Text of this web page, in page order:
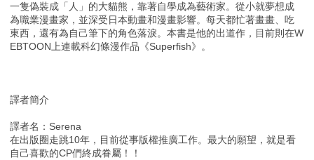
一隻偽裝成「人」的大貓熊，靠著自學成為藝術家。從小就夢想成
為職業漫畫家，並深受日本動畫和漫畫影響。每天都忙著畫畫、吃
東西，還有為自己筆下的角色落淚。本書是他的出道作，目前則在W
EBTOON上連載科幻條漫作品《Superfish》。
譯者簡介
譯者名：Serena
在出版圈走跳10年，目前從事版權推廣工作。最大的願望，就是看
自己喜歡的CP們終成眷屬！！